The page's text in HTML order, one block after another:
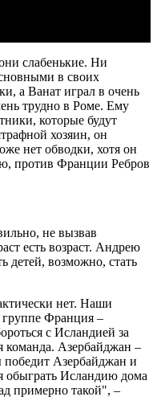
слабенькие. Ни
в своих
а Ванат играл в очень
трудно в Роме. Ему
которые будут
хозяин, он
нет обводки, хотя он
против Франции Ребров
не вызвав
есть возраст. Андрею
детей, возможно, стать
нет. Наши
Франция –
с Исландией за
команда. Азербайджан –
Азербайджан и
обыграть Исландию дома
примерно такой", –